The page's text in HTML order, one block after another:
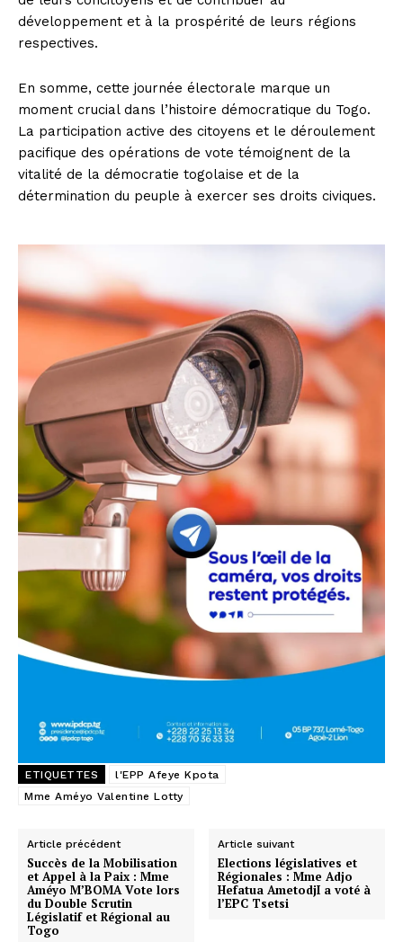
développement et à la prospérité de leurs régions
respectives.
En somme, cette journée électorale marque un
moment crucial dans l’histoire démocratique du Togo.
La participation active des citoyens et le déroulement
pacifique des opérations de vote témoignent de la
vitalité de la démocratie togolaise et de la
détermination du peuple à exercer ses droits civiques.
ETIQUETTES
l'EPP Afeye Kpota
Mme Améyo Valentine Lotty
Article précédent
Succès de la Mobilisation
et Appel à la Paix : Mme
Améyo M’BOMA Vote lors
du Double Scrutin
Législatif et Régional au
Togo
Article suivant
Elections législatives et
Régionales : Mme Adjo
Hefatua AmetodjI a voté à
l’EPC Tsetsi